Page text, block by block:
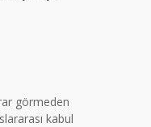
görmeden
kabul